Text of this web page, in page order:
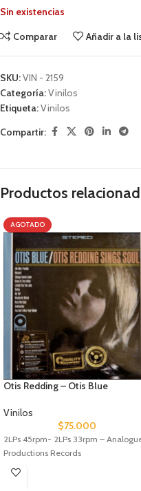
Sin existencias
Comparar
Añadir a la
SKU:VIN - 2159
Categoría:Vinilos
Etiqueta:Vinilos
Compartir:
Productos
AGOTADO
Otis Redding – Otis Blue
Vinilos
$75.000
2LPs 45rpm- 2LPs 33rpm –
Productions Records